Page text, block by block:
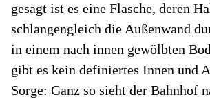
gesagt ist es eine Flasche, deren
schlangengleich die Außenwand
in einem nach innen gewölbten
gibt es kein definiertes Innen und
Sorge: Ganz so sieht der Bahnhof